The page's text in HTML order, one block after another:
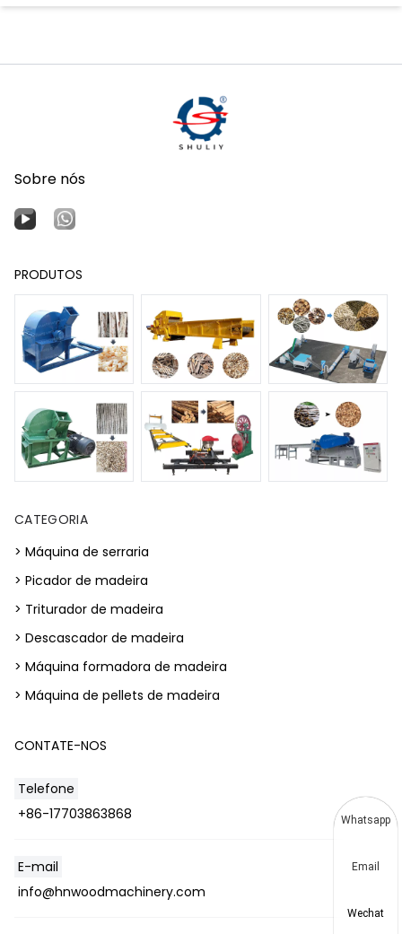
Sobre nós
PRODUTOS
CATEGORIA
> Máquina de serraria
> Picador de madeira
> Triturador de madeira
> Descascador de madeira
> Máquina formadora de madeira
> Máquina de pellets de madeira
CONTATE-NOS
Telefone
+86-17703863868
E-mail
info@hnwoodmachinery.com
Whatsapp
Email
Wechat